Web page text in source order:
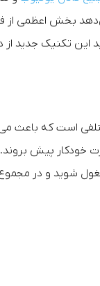
بخش اعظمی از
تکنیک جدید از
است که باعث
خودکار پیش
شوید و در